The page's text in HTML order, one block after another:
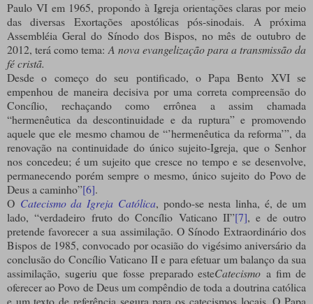
Paulo VI em 1965, propondo à Igreja orientações claras por meio
das diversas Exortações apostólicas pós-sinodais. A próxima
Assembléia Geral do Sínodo dos Bispos, no mês de outubro de
2012, terá como tema: A nova evangelização para a transmissão da
fé cristã.
Desde o começo do seu pontificado, o Papa Bento XVI se
empenhou de maneira decisiva por uma correta compreensão do
Concílio, rechaçando como errônea a assim chamada
“hermenêutica da descontinuidade e da ruptura” e promovendo
aquele que ele mesmo chamou de “’hermenêutica da reforma’”, da
renovação na continuidade do único sujeito-Igreja, que o Senhor
nos concedeu; é um sujeito que cresce no tempo e se desenvolve,
permanecendo porém sempre o mesmo, único sujeito do Povo de
Deus a caminho”[6].
O Catecismo da Igreja Católica, pondo-se nesta linha, é, de um
lado, “verdadeiro fruto do Concílio Vaticano II”[7], e de outro
pretende favorecer a sua assimilação. O Sínodo Extraordinário dos
Bispos de 1985, convocado por ocasião do vigésimo aniversário da
conclusão do Concílio Vaticano II e para efetuar um balanço da sua
assimilação, sugeriu que fosse preparado esteCatecismo a fim de
oferecer ao Povo de Deus um compêndio de toda a doutrina católica
e um texto de referência segura para os catecismos locais. O Papa